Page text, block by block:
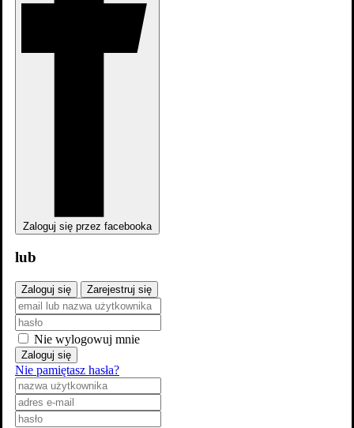
Zaloguj się przez facebooka
lub
Zaloguj się Zarejestruj się
Nie wylogowuj mnie
Zaloguj się
Nie pamiętasz hasła?